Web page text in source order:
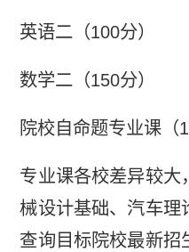
英语二（100分）
数学二（150分）
院校自命题专业课（
专业课各校差异较大
械设计基础、汽车理
查询目标院校最新招